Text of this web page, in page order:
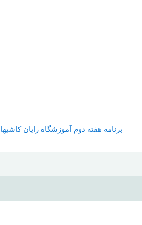
برنامه هفته دوم آموزشگاه رایان کاشیها 1402-1403 ◀︎